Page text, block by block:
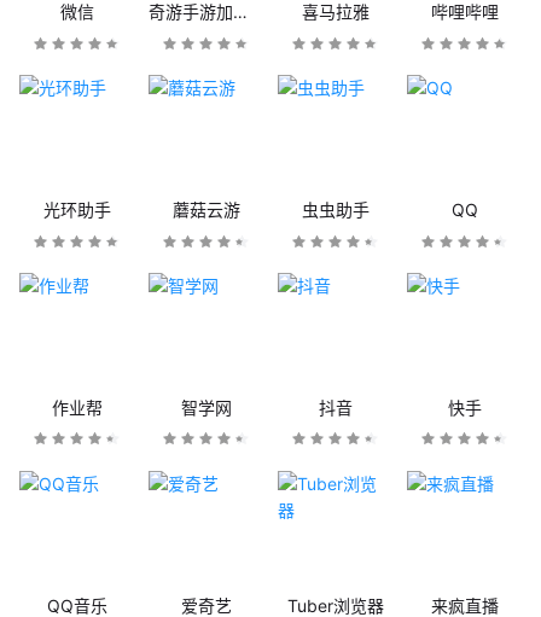
微信 奇游手游加速器 喜马拉雅 哔哩哔哩
光环助手 蘑菇云游 虫虫助手 QQ
作业帮 智学网 抖音 快手
QQ音乐 爱奇艺 Tuber浏览器 来疯直播